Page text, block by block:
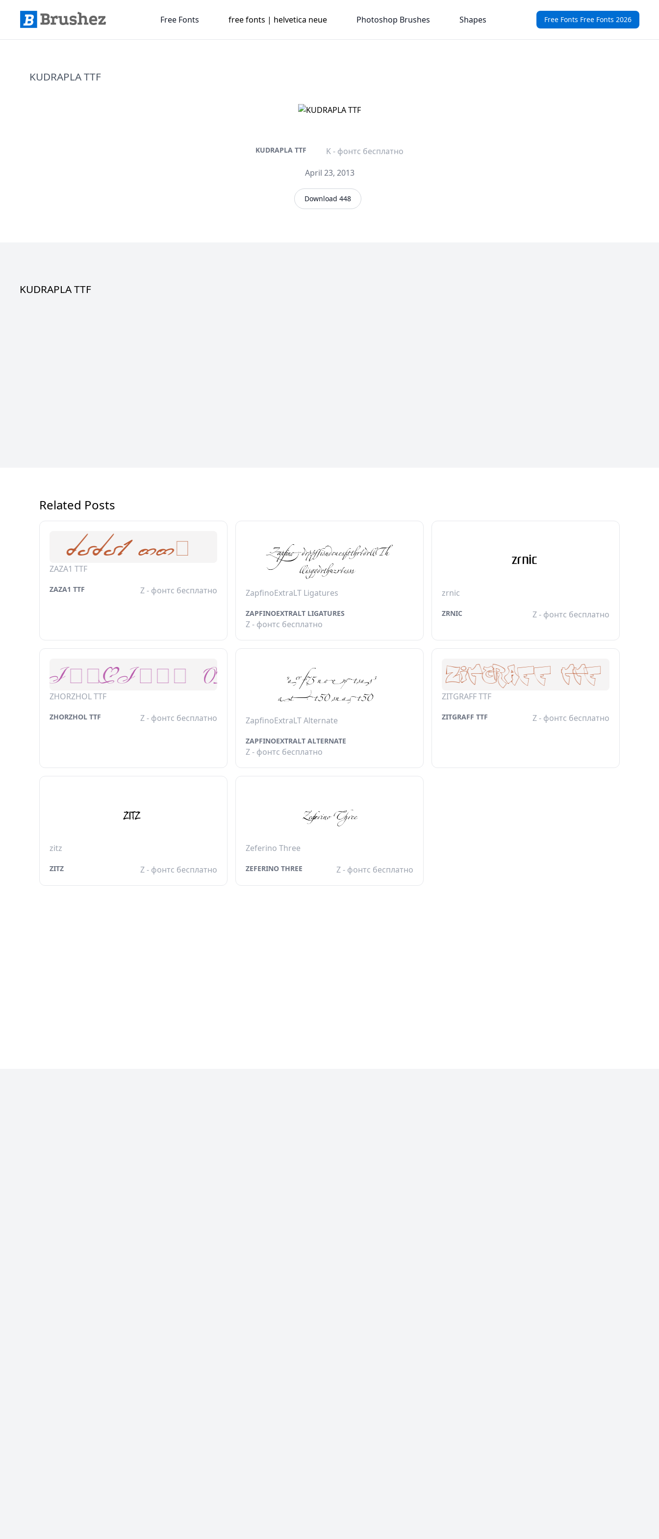
Free Fonts Free Fonts 2026
Free Fonts free fonts | helvetica neue Photoshop Brushes Shapes
KUDRAPLA TTF
KUDRAPLA TTF
K - фонтс бесплатно
April 23, 2013
Download 448
KUDRAPLA TTF
Related Posts
ZAZA1 TTF
ZAZA1 TTF Z - фонтс бесплатно ZapfinoExtraLT Ligatures
ZAPFINOEXTRALT LIGATURES
Z - фонтс бесплатно
zrnic
ZRNIC Z - фонтс бесплатно
ZHORZHOL TTF
ZHORZHOL TTF Z - фонтс бесплатно ZapfinoExtraLT Alternate
ZAPFINOEXTRALT ALTERNATE
Z - фонтс бесплатно
ZITGRAFF TTF
ZITGRAFF TTF Z - фонтс бесплатно
zitz
ZITZ Z - фонтс бесплатно
Zeferino Three
ZEFERINO THREE Z - фонтс бесплатно